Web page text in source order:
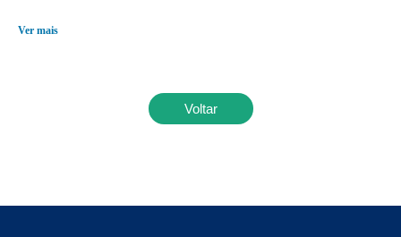
Ver mais
Voltar